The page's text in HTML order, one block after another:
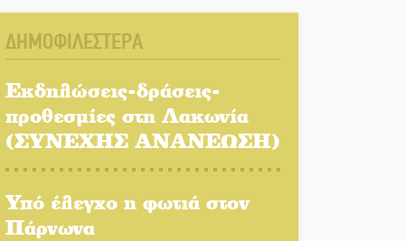
Αυθεντικό γλέντι με «Γιορτή
Βραστού» στη Σοχά
Το τελεφερίκ της
Μονεμβασιάς στο τραπέζι
ΔΗΜΟΦΙΛΕΣΤΕΡΑ
Εκδηλώσεις-δράσεις-
προθεσμίες στη Λακωνία
(ΣΥΝΕΧΗΣ ΑΝΑΝΕΩΣΗ)
Υπό έλεγχο η φωτιά στον
Πάρνωνα